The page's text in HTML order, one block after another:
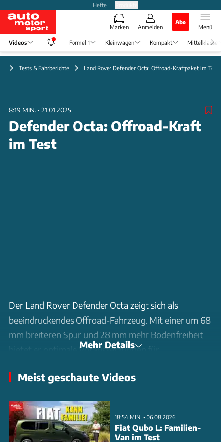
Hefte
Marken Anmelden
Abo
Menü
Videos Formel 1 Kleinwagen Kompakt Mittelklasse
Tests & Fahrberichte Land Rover Defender Octa: Offroad-Kraftpaket im Test
8:19 MIN. • 21.01.2025
Defender Octa: Offroad-Kraft
im Test
Der Land Rover Defender Octa zeigt sich als
beeindruckendes Offroad-Fahrzeug. Mit einer um 68
mm breiteren Spur und 28 mm mehr Bodenfreiheit
bietet er optimale Voraussetzungen für
Biturbo-Motor von BMW liefert 635 PS und 750
Sekunden von 0 auf 100 km/h beschleunigt. Die
adaptiven Dämpfer und die Luftfederung sorgen für
Stabilität und Komfort auf unwegsamem Terrain.
Mehr Details
Meist geschaute Videos
18:54 MIN. • 06.08.2026
Fiat Qubo L: Familien-
Van im Test